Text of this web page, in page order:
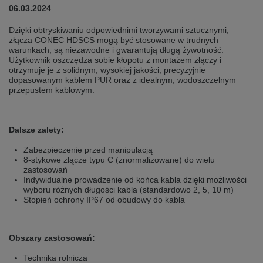
selected one. This website is also available in German. Would you like to
switch to the German version?
Switch to German version Stay on this version
Wir haben erkannt, dass ihr Browser eine andere Sprache als die derzeit
angezeigte bevorzugt. Diese Webseite ist auch auf Deutsch verfügbar.
Möchten Sie zur Deutschen Version wechseln?
selected one. This website is also available in Czech. Would you like to
Switch to Czech version Stay on this version
Zdá se, že Váš prohlížeč je v jiném jazyce, než jaký je momentálně používán.
Tato stránka je k dispozici i v češtině. Chcete přepnout na českou verzi?
Váš prohlížeč se zdá být v jiném jazyce, než je právě používaný jazyk. Tato
06.03.2024
Dzięki obtryskiwaniu odpowiednimi tworzywami sztucznymi,
złącza CONEC HDSCS mogą być stosowane w trudnych
warunkach, są niezawodne i gwarantują długą żywotność.
Użytkownik oszczędza sobie kłopotu z montażem złączy i
otrzymuje je z solidnym, wysokiej jakości, precyzyjnie
dopasowanym kablem PUR oraz z idealnym, wodoszczelnym
przepustem kablowym.
Dalsze zalety:
Zabezpieczenie przed manipulacją
8-stykowe złącze typu C (znormalizowane) do wielu
zastosowań
Indywidualne prowadzenie od końca kabla dzięki możliwości
wyboru różnych długości kabla (standardowo 2, 5, 10 m)
Stopień ochrony IP67 od obudowy do kabla
Obszary zastosowań:
Technika rolnicza